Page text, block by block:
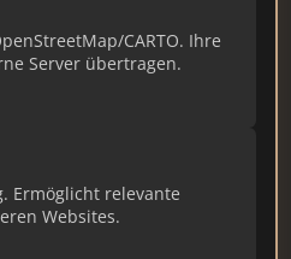
CARTO. Ihre
Server übertragen.
Ermöglicht relevante
Websites.
Ranking-